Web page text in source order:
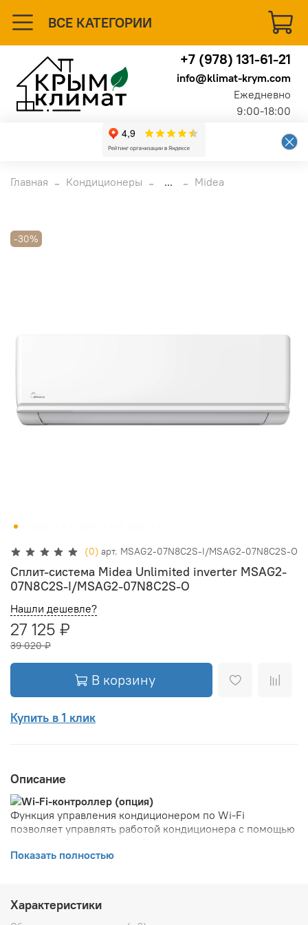
ВСЕ КАТЕГОРИИ
+7 (978) 131-61-21
info@klimat-krym.com
Ежедневно
9:00-18:00
Главная Кондиционеры ... Midea
-30%
(0) арт. MSAG2-07N8C2S-I/MSAG2-07N8C2S-O
Сплит-система Midea Unlimited inverter MSAG2-
07N8C2S-I/MSAG2-07N8C2S-O
Нашли дешевле?
27 125 ₽
39 020 ₽
В корзину
Купить в 1 клик
Описание
Wi-Fi-контроллер (опция)
Функция управления кондиционером по Wi-Fi
позволяет управлять работой кондиционера с помощью
Инверторная технология
компрессоры Midea работают мощно, эффективно и
стабильно.
Показать полностью
Характеристики